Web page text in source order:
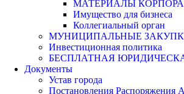
МАТЕРИАЛЫ
Имущество для бизнеса
Коллегиальный орган
МУНИЦИПАЛЬНЫЕ
Инвестиционная политика
БЕСПЛАТНАЯ
Документы
Устав города
Постановления Распоряжения